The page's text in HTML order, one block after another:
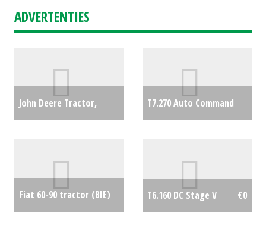
ADVERTENTIES
John Deere Tractor,
T7.270 Auto Command
Fiat 60-90 tractor (BIE)
T6.160 DC Stage V €0